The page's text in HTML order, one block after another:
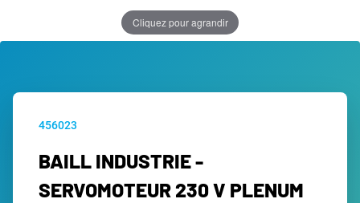
Cliquez pour agrandir
456023
BAILL INDUSTRIE -
SERVOMOTEUR 230 V PLENUM